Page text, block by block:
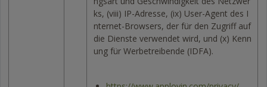
ks, (viii) IP-Adresse, (ix) User-Agent des I
nternet-Browsers, der für den Zugriff auf
die Dienste verwendet wird, und (x) Kenn
ung für Werbetreibende (IDFA).